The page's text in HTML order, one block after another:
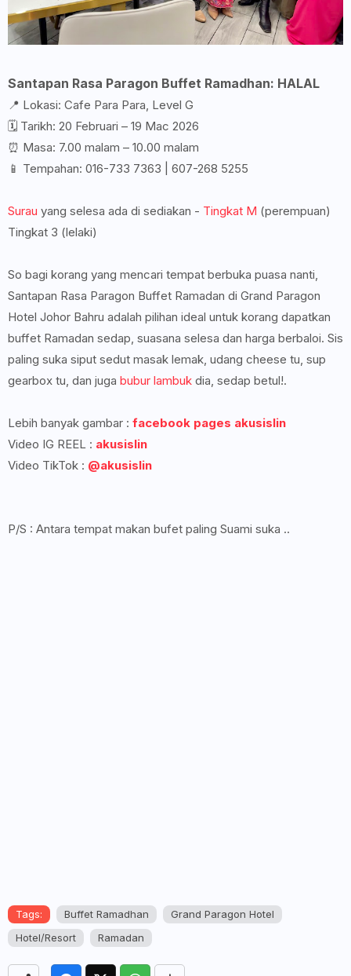
Santapan Rasa Paragon Buffet Ramadhan: HALAL
📍 Lokasi: Cafe Para Para, Level G
🗓️ Tarikh: 20 Februari – 19 Mac 2026
⏰ Masa: 7.00 malam – 10.00 malam
📱 Tempahan: 016-733 7363 | 607-268 5255
Surau yang selesa ada di sediakan - Tingkat M (perempuan)
Tingkat 3 (lelaki)
So bagi korang yang mencari tempat berbuka puasa nanti,
Santapan Rasa Paragon Buffet Ramadan di Grand Paragon
Hotel Johor Bahru adalah pilihan ideal untuk korang dapatkan
buffet Ramadan sedap, suasana selesa dan harga berbaloi. Sis
paling suka siput sedut masak lemak, udang cheese tu, sup
gearbox tu, dan juga bubur lambuk dia, sedap betul!.
Lebih banyak gambar : facebook pages akusislin
Video IG REEL : akusislin
Video TikTok : @akusislin
P/S : Antara tempat makan bufet paling Suami suka ..
Tags: Buffet Ramadhan
Grand Paragon Hotel
Hotel/Resort
Ramadan